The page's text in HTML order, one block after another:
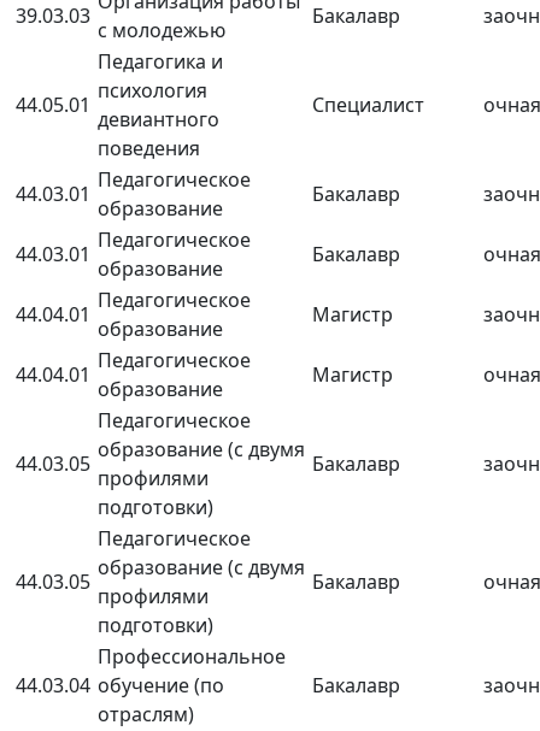
39.03.03
с молодежью
Бакалавр
44.05.01
Педагогика и
психология
девиантного
поведения
Специалист очная
44.03.01
Педагогическое
образование
Бакалавр
44.03.01
Педагогическое
образование
Бакалавр очная
44.04.01
Педагогическое
образование
Магистр
44.04.01
Педагогическое
образование
Магистр очная
44.03.05
Педагогическое
образование (с двумя
профилями
подготовки)
Бакалавр
44.03.05
Педагогическое
образование (с двумя
профилями
подготовки)
Бакалавр очная
44.03.04
Профессиональное
обучение (по
отраслям)
Бакалавр